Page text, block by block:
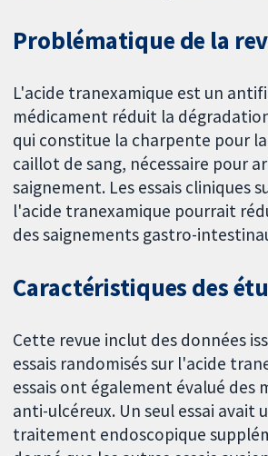
Problématique de la
L'acide tranexamique est un
médicament réduit la
qui constitue la charpente pour
caillot de sang, nécessaire pour
saignement. Les essais cliniques
l'acide tranexamique pourrait
des saignements gastro-
Caractéristiques des
Cette revue inclut des données
essais randomisés sur l'acide
essais ont également évalué des
anti-ulcéreux. Un seul essai avait
traitement endoscopique